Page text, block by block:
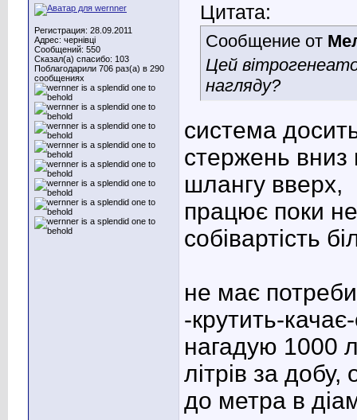
Регистрация: 28.09.2011
Адрес: чернівці
Сообщений: 550
Сказал(а) спасибо: 103
Поблагодарили 706 раз(а) в 290
сообщениях
Цитата:
Сообщение от
Цей
нагляду?
система
стержень вниз
шлангу вверх,
працює поки
собівартість
не має
-крутить-
нагадую 1000
літрів за
до метра в